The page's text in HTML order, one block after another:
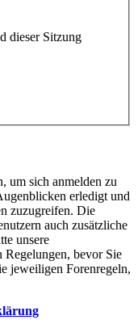
dieser Sitzung
um sich anmelden zu
erledigt und
zuzugreifen. Die
auch zusätzliche
unsere
bevor Sie
jeweiligen Forenregeln,